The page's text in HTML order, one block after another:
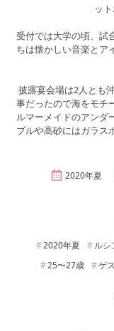
ッ
受付では大学の頃、試
ちは懐かしい音楽とア
披露宴会場は2人とも
事だったので海をモチ
ルマーメイドのアンダ
ブルや高砂にはガラス
2020年夏
2020年夏 ルシ
25〜27歳 ゲ